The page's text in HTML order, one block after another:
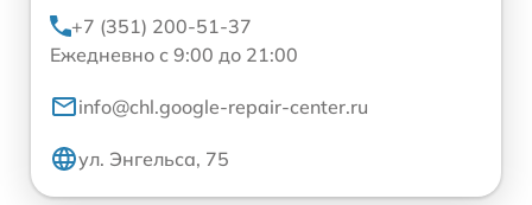
+7 (351) 200-51-37
Ежедневно с 9:00 до 21:00
info@chl.google-repair-center.ru
ул. Энгельса, 75